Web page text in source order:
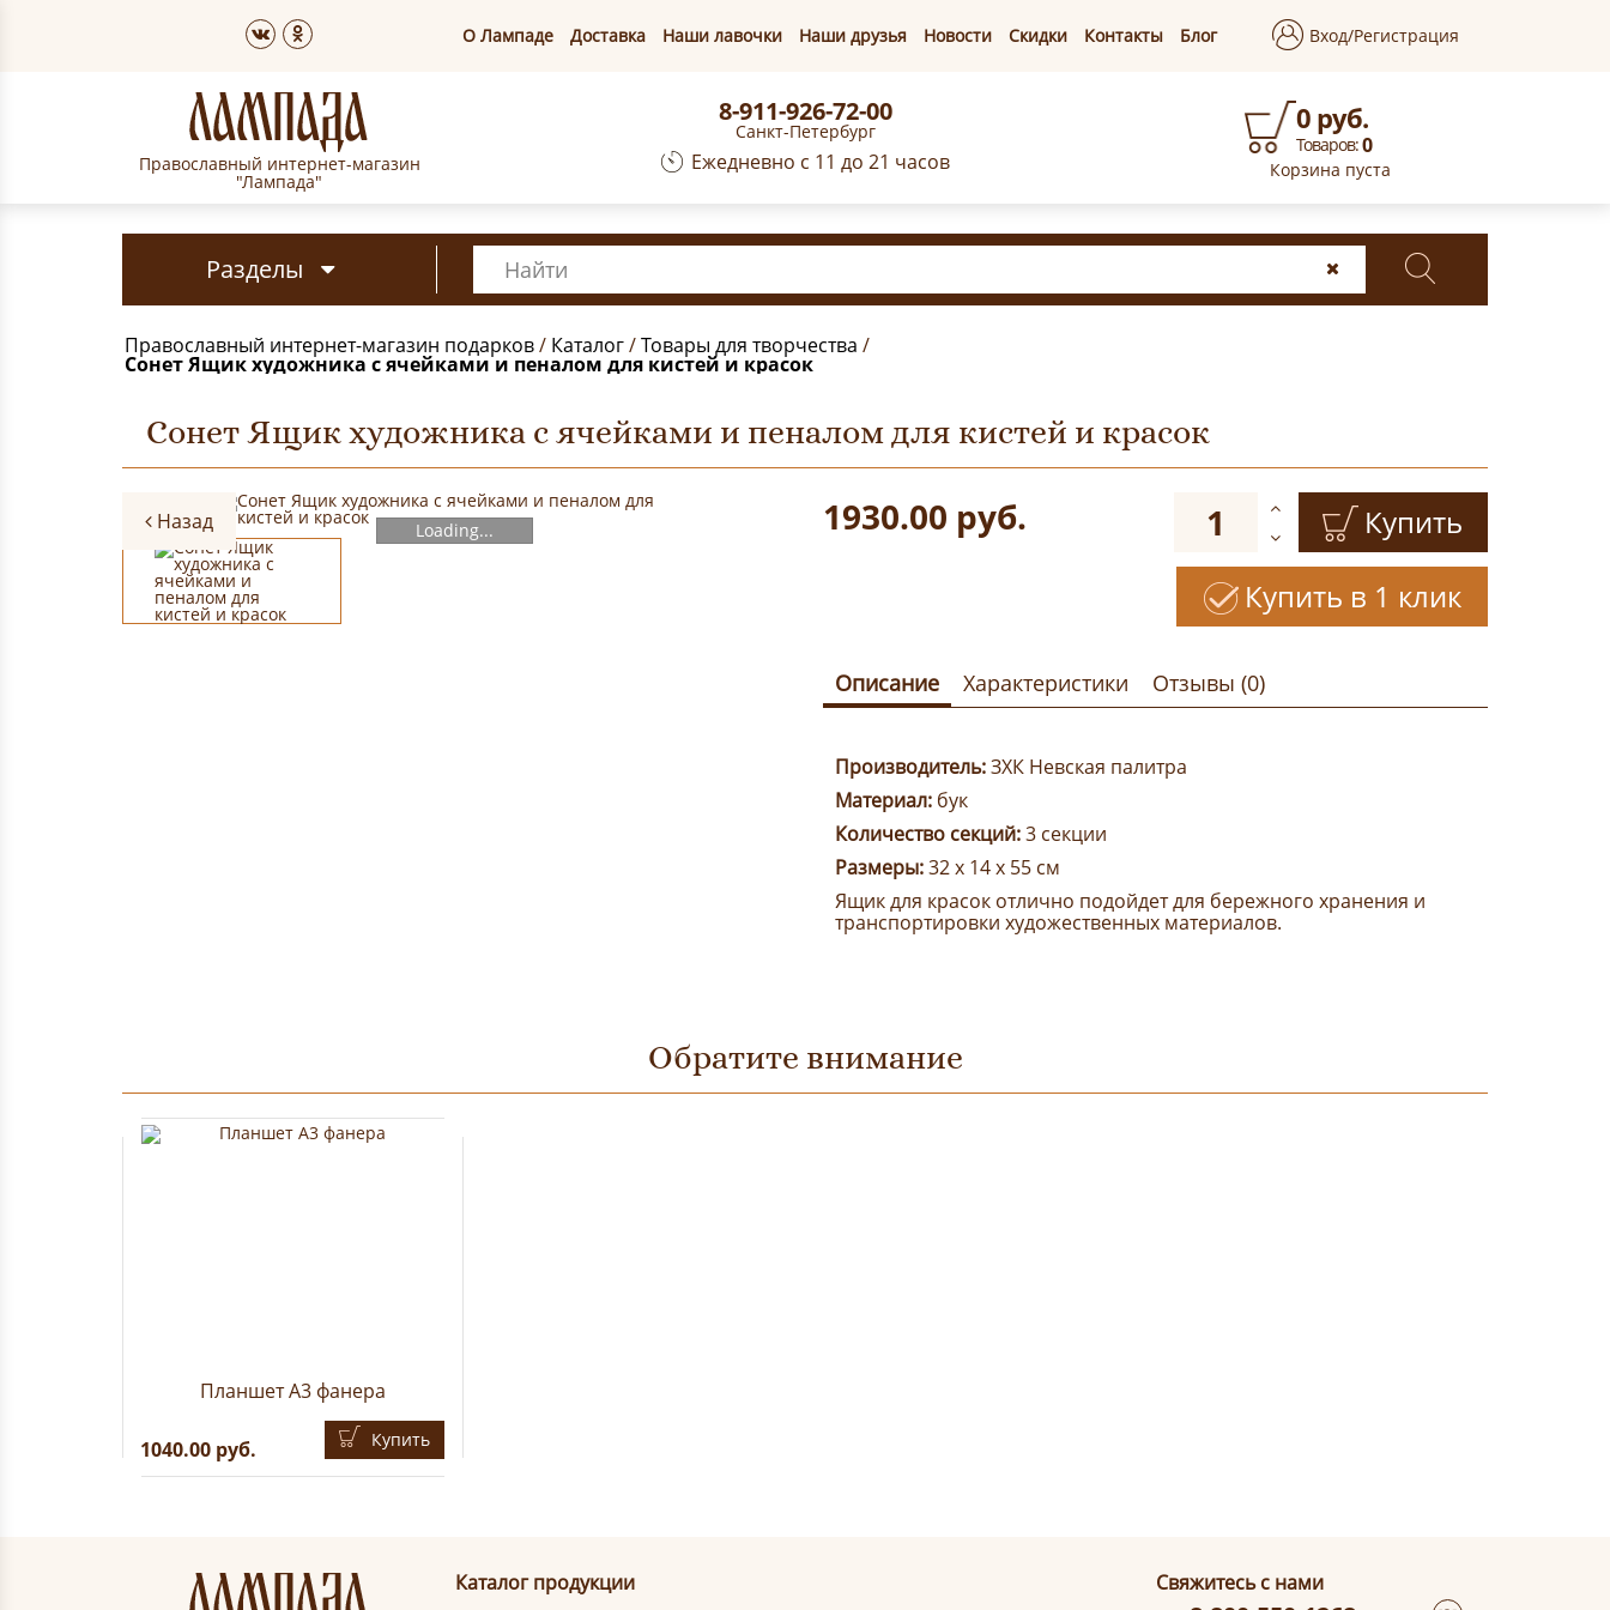
О Лампаде Доставка Наши лавочки Наши друзья Новости Скидки Контакты Блог Вход/Регистрация
Православный интернет-магазин
"Лампада"
8-911-926-72-00
Санкт-Петербург
Ежедневно с 11 до 21 часов
0 руб.
Товаров:0
Корзина пуста
Разделы
Православный интернет-магазин подарков/ Каталог/Товары для творчества /
Сонет Ящик художника с ячейками и пеналом для кистей и красок
Сонет Ящик художника с ячейками и пеналом для кистей и красок
Loading...
Назад 1930.00 руб.
Купить
Купить в 1 клик
Описание Характеристики Отзывы (0)
Производитель:ЗХК Невская палитра
Материал: бук
Количество секций:3 секции
Размеры:32 х 14 х 55 см
Ящик для красок отлично подойдет для бережного хранения и
транспортировки художественных материалов.
Обратите внимание
Планшет А3 фанера
1040.00 руб. Купить
Каталог продукции
Свяжитесь с нами